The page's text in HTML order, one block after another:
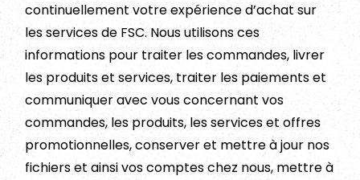
continuellement votre expérience d’achat sur
les services de FSC. Nous utilisons ces
informations pour traiter les commandes, livrer
les produits et services, traiter les paiements et
communiquer avec vous concernant vos
commandes, les produits, les services et offres
promotionnelles, conserver et mettre à jour nos
fichiers et ainsi vos comptes chez nous, mettre à